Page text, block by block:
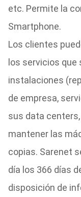
etc. Permite la
Smartphone.
Los clientes
los servicios
instalaciones
de empresa,
sus data
mantener las
copias. Sarenet
día los 366 días
disposición de